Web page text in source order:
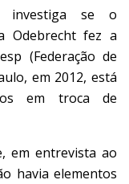
investiga se o
Odebrecht fez a
(Federação de
em 2012, está
em troca de
em entrevista ao
havia elementos